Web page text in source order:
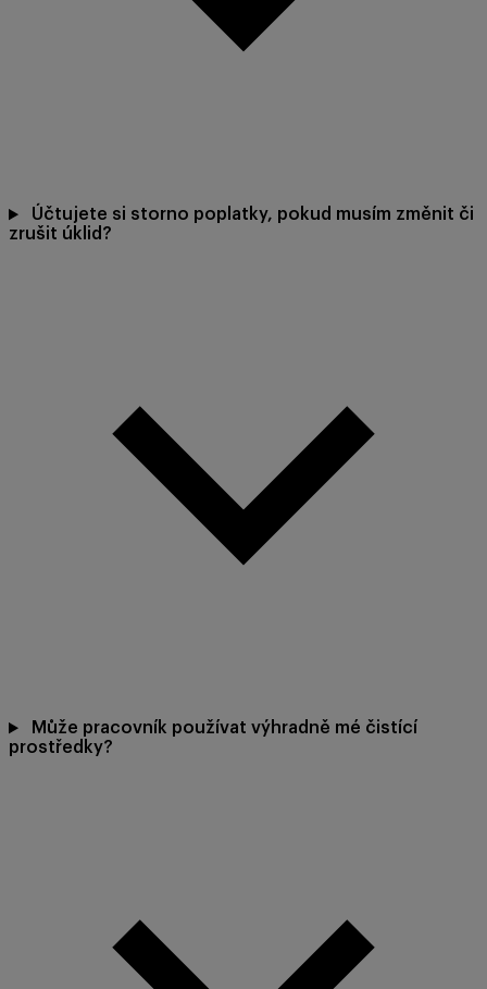
Účtujete si storno poplatky, pokud musím změnit či
zrušit úklid?
Může pracovník používat výhradně mé čistící
prostředky?